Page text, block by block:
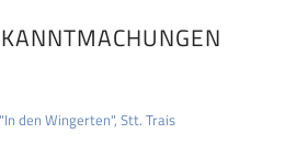
den Wingerten", Stt. Trais